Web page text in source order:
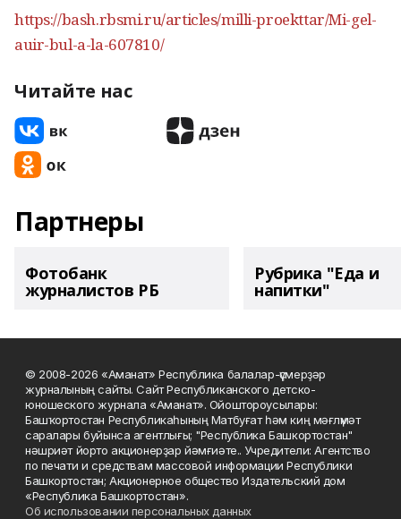
https://bash.rbsmi.ru/articles/milli-proekttar/Mi-gel-
auir-bul-a-la-607810/
Читайте нас
Партнеры
Фотобанк
журналистов РБ
Рубрика "Еда и
напитки"
© 2008-2026 «Аманат» Республика балалар-үҫмерҙәр
журналының сайты. Сайт Республиканского детско-
юношеского журнала «Аманат». Ойоштороусылары:
Башҡортостан Республикаһының Матбуғат һәм киң мәғлүмәт
саралары буйынса агентлығы; "Республика Башкортостан"
нәшриәт йорто акционерҙар йәмғиәте.. Учредители: Агентство
по печати и средствам массовой информации Республики
Башкортостан; Акционерное общество Издательский дом
«Республика Башкортостан».
Об использовании персональных данных